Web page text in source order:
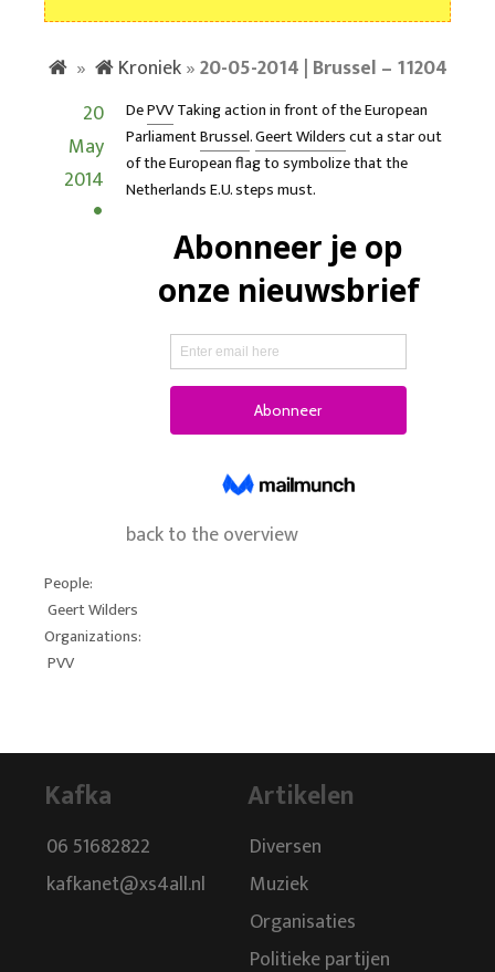
» Kroniek»20-05-2014 | Brussel – 11204
20
May
2014
DePVVTaking action in front of the European
ParliamentBrussel.Geert Wilderscut a star out
of the European flag to symbolize that the
Netherlands E.U. steps must.
back to the overview
People:
Geert Wilders
Organizations:
PVV
Kafka
06 51682822
kafkanet@xs4all.nl
Artikelen
Diversen
Muziek
Organisaties
Politieke partijen